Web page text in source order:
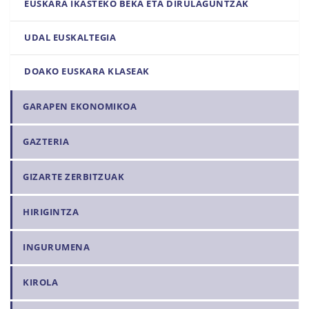
EUSKARA IKASTEKO BEKA ETA DIRULAGUNTZAK
UDAL EUSKALTEGIA
DOAKO EUSKARA KLASEAK
GARAPEN EKONOMIKOA
GAZTERIA
GIZARTE ZERBITZUAK
HIRIGINTZA
INGURUMENA
KIROLA